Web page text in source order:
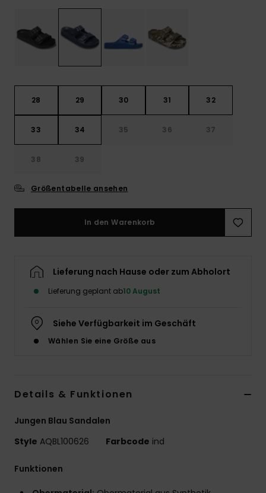
28 29 30 31 32
33 34 35 36 37
38 39
Größentabelle ansehen
In den Warenkorb
Lieferung nach Hause oder zum Abholort
Lieferung geplant ab10 August
Siehe Verfügbarkeit im Geschäft
Wählen Sie eine Größe aus
Details & Funktionen
Jungen Blau Sandalen
Style AQBL100626 Farbcode ind
Funktionen